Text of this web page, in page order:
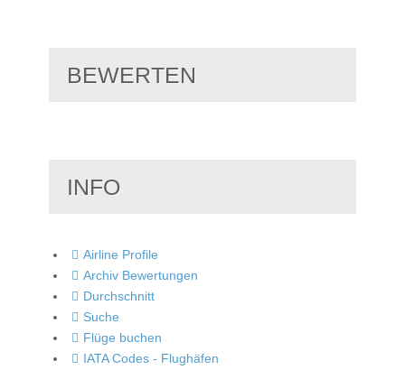
BEWERTEN
INFO
Airline Profile
Archiv Bewertungen
Durchschnitt
Suche
Flüge buchen
IATA Codes - Flughäfen